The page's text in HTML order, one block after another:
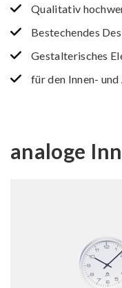
Qualitativ
Bestechendes
Gestalterisches
für den Innen-
analoge